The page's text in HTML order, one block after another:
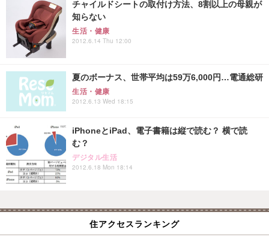
チャイルドシートの取付け方法、8割以上の母親が
知らない
生活・健康
2012.6.14 Thu 12:00
夏のボーナス、世帯平均は59万6,000円…電通総研
生活・健康
2012.6.13 Wed 18:15
iPhoneとiPad、電子書籍は縦で読む？ 横で読
む？
デジタル生活
2012.6.18 Mon 18:14
住アクセスランキング